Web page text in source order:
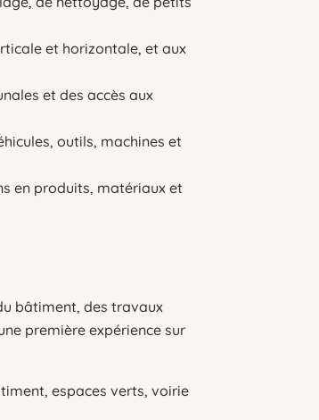
et horizontale, et aux
et des accès aux
outils, machines et
en produits, matériaux et
bâtiment, des travaux
première expérience sur
espaces verts, voirie